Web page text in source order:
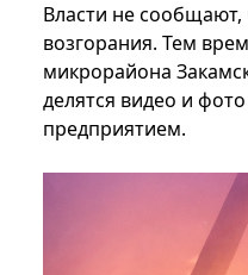
Власти не
возгорания. Тем
микрорайона
делятся видео и
предприятием.